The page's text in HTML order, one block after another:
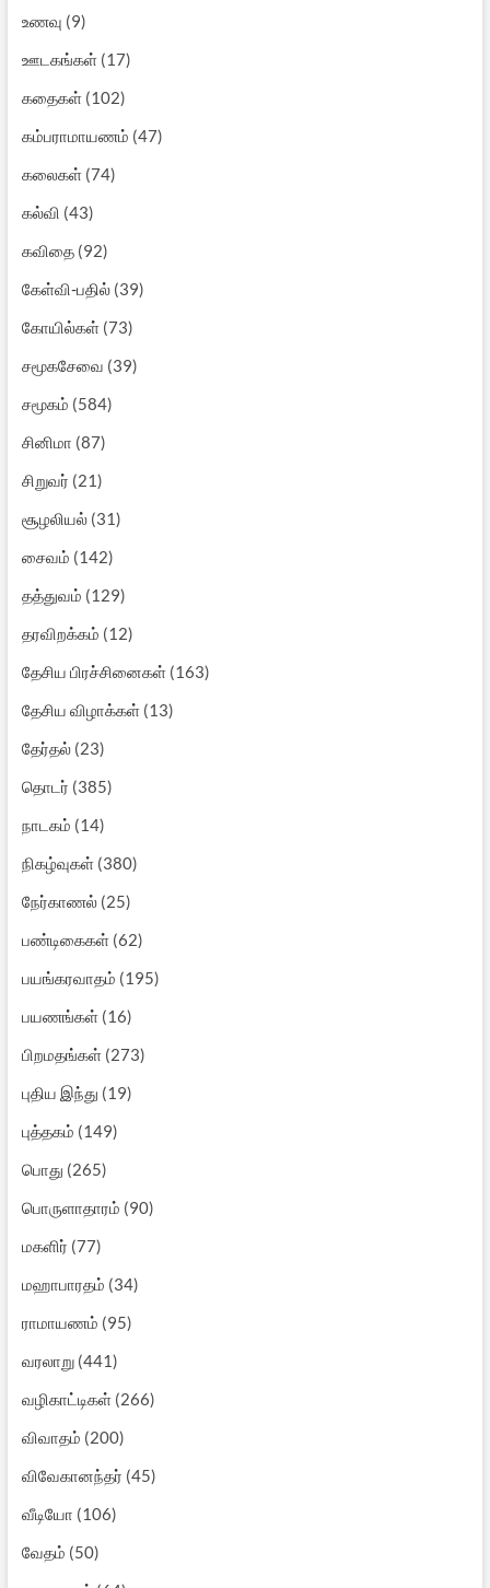
உணவு (9)
ஊடகங்கள்(17)
கதைகள்(102)
கம்பராமாயணம் (47)
கலைகள்(74)
கல்வி (43)
கவிதை(92)
கேள்வி-பதில்(39)
கோயில்கள்(73)
சமூகசேவை (39)
சமூகம் (584)
சினிமா (87)
சிறுவர் (21)
சூழலியல்(31)
சைவம் (142)
தத்துவம் (129)
தரவிறக்கம் (12)
தேசிய பிரச்சினைகள்(163)
தேசிய விழாக்கள்(13)
தேர்தல்(23)
தொடர் (385)
நாடகம் (14)
நிகழ்வுகள்(380)
நேர்காணல்(25)
பண்டிகைகள்(62)
பயங்கரவாதம் (195)
பயணங்கள்(16)
பிறமதங்கள்(273)
புதிய இந்து (19)
புத்தகம் (149)
பொது (265)
பொருளாதாரம் (90)
மகளிர் (77)
மஹாபாரதம் (34)
ராமாயணம் (95)
வரலாறு(441)
வழிகாட்டிகள்(266)
விவாதம் (200)
விவேகானந்தர் (45)
வீடியோ (106)
வேதம் (50)